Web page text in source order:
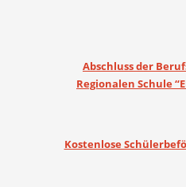
Abschluss der
Regionalen Schule
Kostenlose